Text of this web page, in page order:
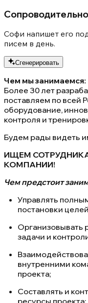
Софи напишет его
писем в день.
Сгенерировать
Чем мы занимаемся:
Более 30 лет
поставляем по всей
оборудование,
контроля и
Будем рады видеть
ИЩЕМ
КОМПАНИИ!
Чем предстоит
Управлять
постановки
Организовывать
задачи и
внутренними
проекта;
Составлять и